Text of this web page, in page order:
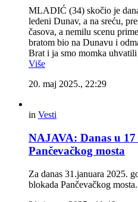
MLADIĆ (34) skočio je
ledeni Dunav, a na sreću,
časova, a nemilu scenu
bratom bio na Dunavu i
Brat i ja smo momka
Više
20. maj 2025., 22:29
in Vesti
NAJAVA: Danas u
Pančevačkog mosta
Za danas 31.januara 2025.
blokada Pančevačkog mosta.